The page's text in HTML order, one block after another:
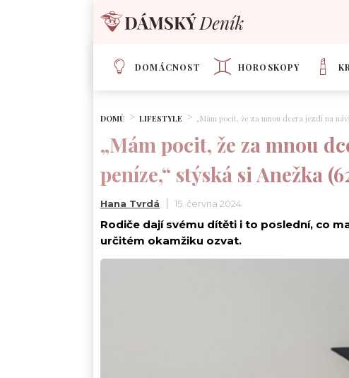
DOMÁCNOST HOROSKOPY
DOMŮ LIFESTYLE „Mám pocit, že za mnou dcera jezdí na
„Mám pocit, že za mnou
peníze,“ stýská si Anežka
Hana Tvrdá 15. června 2024
Rodiče dají svému dítěti i to poslední, co
určitém okamžiku ozvat.